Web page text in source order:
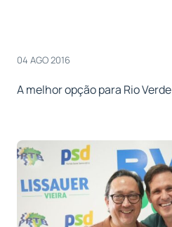
04 AGO 2016
A melhor opção para Rio Verde